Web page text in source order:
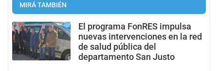
MIRÁ TAMBIÉN
El programa FonRES impulsa
nuevas intervenciones en la red
de salud pública del
departamento San Justo